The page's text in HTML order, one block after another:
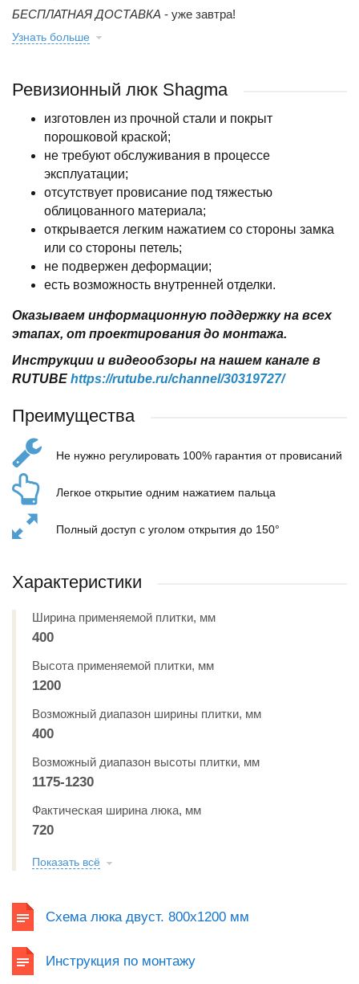
БЕСПЛАТНАЯ ДОСТАВКА - уже завтра!
Узнать больше
Ревизионный люк Shagma
изготовлен из прочной стали и покрыт
порошковой краской;
не требуют обслуживания в процессе
эксплуатации;
отсутствует провисание под тяжестью
облицованного материала;
открывается легким нажатием со стороны замка
или со стороны петель;
не подвержен деформации;
есть возможность внутренней отделки.
Оказываем информационную поддержку на всех
этапах, от проектирования до монтажа.
Инструкции и видеообзоры на нашем канале в
RUTUBE https://rutube.ru/channel/30319727/
Преимущества
Не нужно регулировать 100% гарантия от провисаний
Легкое открытие одним нажатием пальца
Полный доступ с уголом открытия до 150°
Характеристики
Ширина применяемой плитки, мм
400
Высота применяемой плитки, мм
1200
Возможный диапазон ширины плитки, мм
400
Возможный диапазон высоты плитки, мм
1175-1230
Фактическая ширина люка, мм
720
Показать всё
Схема люка двуст. 800x1200 мм
Инструкция по монтажу